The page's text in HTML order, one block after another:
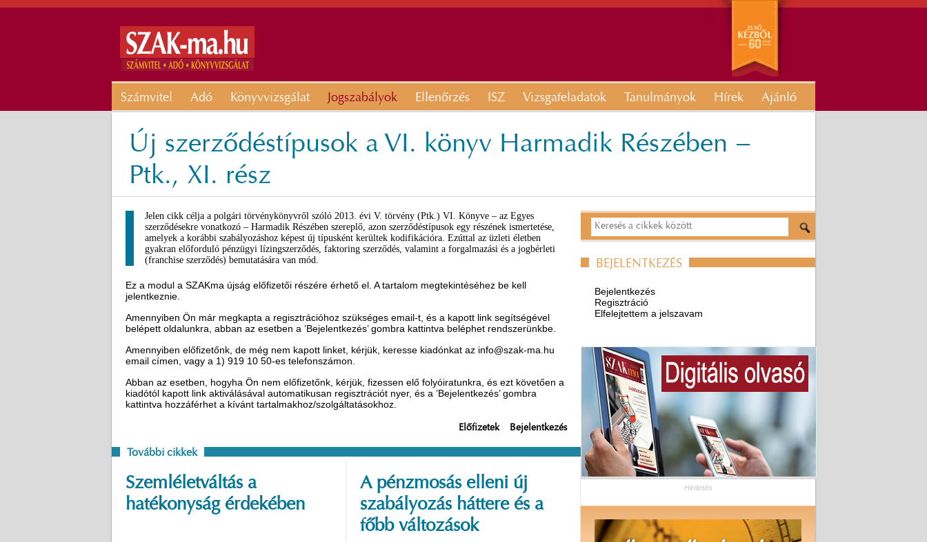
Számvitel Adó Könyvvizsgálat Jogszabályok Ellenőrzés ISZ Vizsgafeladatok Tanulmányok Hírek Ajánló
Új szerződéstípusok a VI. könyv Harmadik Részében −
Ptk., XI. rész
Jelen cikk célja a polgári törvénykönyvről szóló 2013. évi V. törvény (Ptk.) VI. Könyve – az Egyes
szerződésekre vonatkozó – Harmadik Részében szereplő, azon szerződéstípusok egy részének ismertetése,
amelyek a korábbi szabályozáshoz képest új típusként kerültek kodifikációra. Ezúttal az üzleti életben
gyakran előforduló pénzügyi lízingszerződés, faktoring szerződés, valamint a forgalmazási és a jogbérleti
(franchise szerződés) bemutatására van mód.
Ez a modul a SZAKma újság előfizetői részére érhető el. A tartalom megtekintéséhez be kell
jelentkeznie.
Amennyiben Ön már megkapta a regisztrációhoz szükséges email-t, és a kapott link segítségével
belépett oldalunkra, abban az esetben a ’Bejelentkezés’ gombra kattintva beléphet rendszerünkbe.
Amennyiben előfizetőnk, de még nem kapott linket, kérjük, keresse kiadónkat az info@szak-ma.hu
email címen, vagy a 1) 919 10 50-es telefonszámon.
Abban az esetben, hogyha Ön nem előfizetőnk, kérjük, fizessen elő folyóiratunkra, és ezt követően a
kiadótól kapott link aktiválásával automatikusan regisztrációt nyer, és a ’Bejelentkezés’ gombra
kattintva hozzáférhet a kívánt tartalmakhoz/szolgáltatásokhoz.
Bejelentkezés
Előfizetek
További cikkek
Szemléletváltás a
hatékonyság érdekében
A pénzmosás elleni új
szabályozás háttere és a
főbb változások
BEJELENTKEZÉS
Bejelentkezés
Regisztráció
Elfelejtettem a jelszavam
Hirdetés